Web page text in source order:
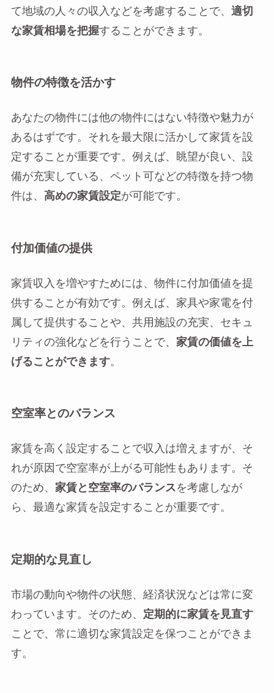
て地域の人々の収入などを考慮することで、 適切
な家賃相場を把握することができます。
物件の特徴を活かす
あなたの物件には他の物件にはない特徴や魅力が
あるはずです。それを最大限に活かして家賃を設
定することが重要です。例えば、眺望が良い、設
備が充実している、ペット可などの特徴を持つ物
件は、 高めの家賃設定が可能です。
付加価値の提供
家賃収入を増やすためには、物件に付加価値を提
供することが有効です。例えば、家具や家電を付
属して提供することや、共用施設の充実、セキュ
リティの強化などを行うことで、 家賃の価値を上
げることができます。
空室率とのバランス
家賃を高く設定することで収入は増えますが、そ
れが原因で空室率が上がる可能性もあります。そ
のため、 家賃と空室率のバランスを考慮しなが
ら、最適な家賃を設定することが重要です。
定期的な見直し
市場の動向や物件の状態、経済状況などは常に変
わっています。そのため、 定期的に家賃を見直す
ことで、常に適切な家賃設定を保つことができま
す。